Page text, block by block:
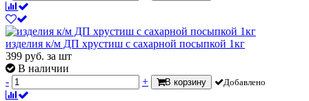
изделия к/м ДП хрустиш с сахарной посыпкой 1кг
399 руб. за шт
В наличии
-
+ В корзину Добавлено